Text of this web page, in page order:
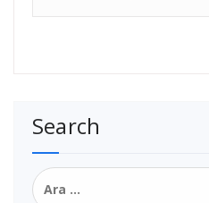
Search
Arama: